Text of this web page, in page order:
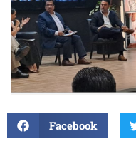
Facebook